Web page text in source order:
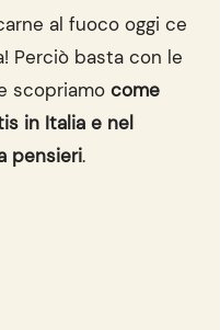
al fuoco oggi ce
Perciò basta con le
scopriamo come
in Italia e nel
pensieri.